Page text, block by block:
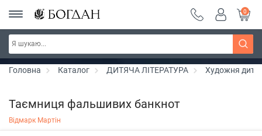
РОЗПРОДАЖ ~ 150 грн ~ 200 грн ~ 250 грн ~
300 грн ~ РОЗПРОДАЖ
Дізнатись більше
0
Головна Каталог ДИТЯЧА ЛІТЕРАТУРА Художня
Таємниця фальшивих банкнот
Відмарк Мартін